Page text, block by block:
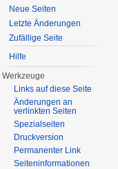
Neue Seiten
Letzte Änderungen
Zufällige Seite
Hilfe
Werkzeuge
Links auf diese Seite
Änderungen an
verlinkten Seiten
Spezialseiten
Druckversion
Permanenter Link
Seiteninformationen